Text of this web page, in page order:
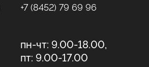
+7 (8452) 79 69 96
пн-чт: 9.00-18.00,
пт: 9.00-17.00